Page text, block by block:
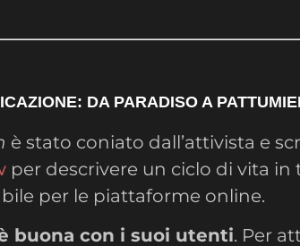
DA PARADISO A
è stato coniato dall’attivista e
per descrivere un ciclo di vita in
per le piattaforme online.
buona con i suoi utenti. Per